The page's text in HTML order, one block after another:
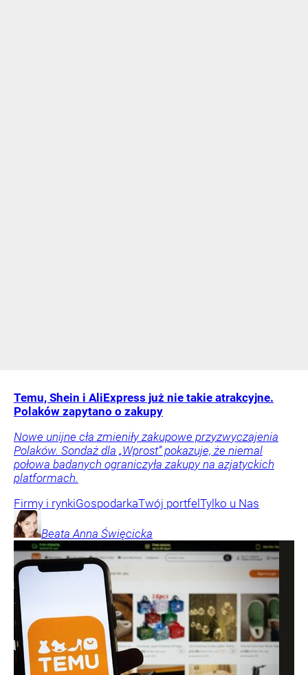
Temu, Shein i AliExpress już nie takie atrakcyjne.
Polaków zapytano o zakupy
Nowe unijne cła zmieniły zakupowe przyzwyczajenia
Polaków. Sondaż dla „Wprost” pokazuje, że niemal
połowa badanych ograniczyła zakupy na azjatyckich
platformach.
Firmy i rynkiGospodarkaTwój portfel Tylko u Nas
Beata Anna Święcicka